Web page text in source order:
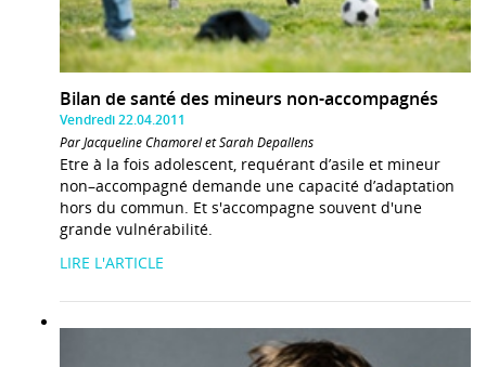
Bilan de santé des mineurs non-accompagnés
Vendredi 22.04.2011
Par Jacqueline Chamorel et Sarah Depallens
Etre à la fois adolescent, requérant d’asile et mineur
non–accompagné demande une capacité d’adaptation
hors du commun. Et s'accompagne souvent d'une
grande vulnérabilité.
LIRE L'ARTICLE